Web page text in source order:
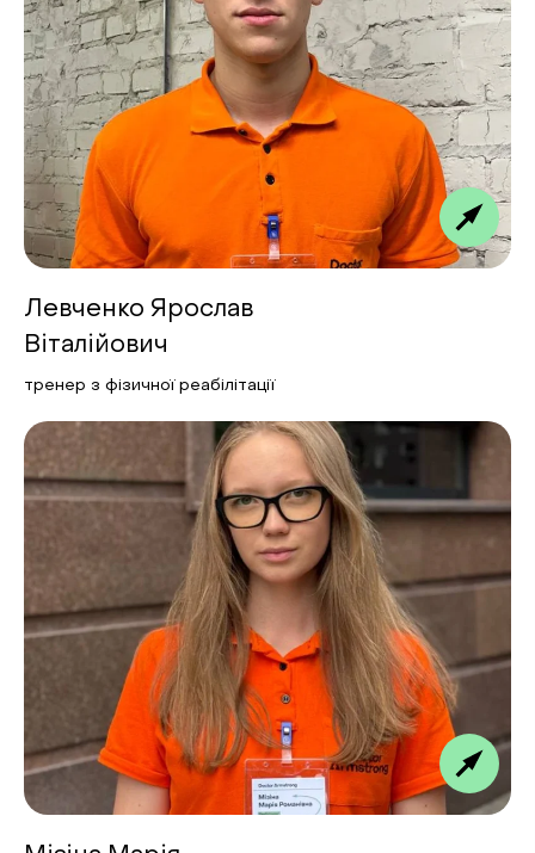
Левченко Ярослав
Віталійович
тренер з фізичної реабілітації